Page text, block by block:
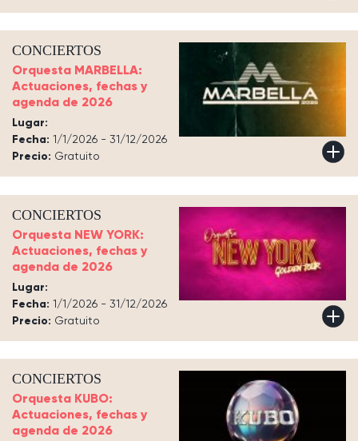
CONCIERTOS
Orquesta MARBELLA:
Actuaciones, fechas y
agenda de 2026
Lugar:
Fecha: 1/1/2026 - 31/12/2026
Precio: Gratuito
CONCIERTOS
Orquesta NEW YORK:
Actuaciones, fechas y
agenda de 2026
Lugar:
Fecha: 1/1/2026 - 31/12/2026
Precio: Gratuito
CONCIERTOS
Orquesta KUBO:
Actuaciones, fechas y
agenda de 2026